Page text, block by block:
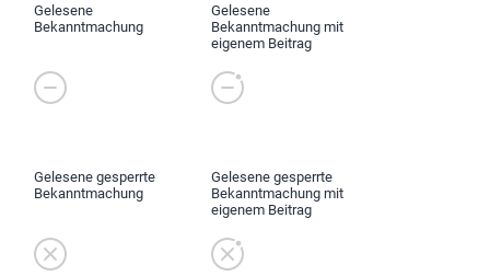
Gelesene
Bekanntmachung
Gelesene
Bekanntmachung mit
eigenem Beitrag
Gelesene gesperrte
Bekanntmachung
Gelesene gesperrte
Bekanntmachung mit
eigenem Beitrag